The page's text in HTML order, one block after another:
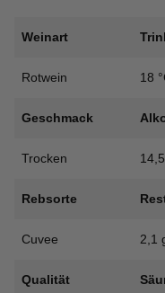
Mallorca
Spanien
Weinart
Rotwein 18
Geschmack
Trocken
Rebsorte
Cuvee 2,1
Qualität